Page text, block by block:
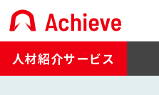
人材紹介サービス